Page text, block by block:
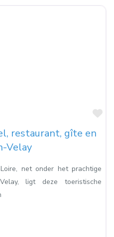
restaurant, gîte en
Velay
net onder het prachtige
ligt deze toeristische